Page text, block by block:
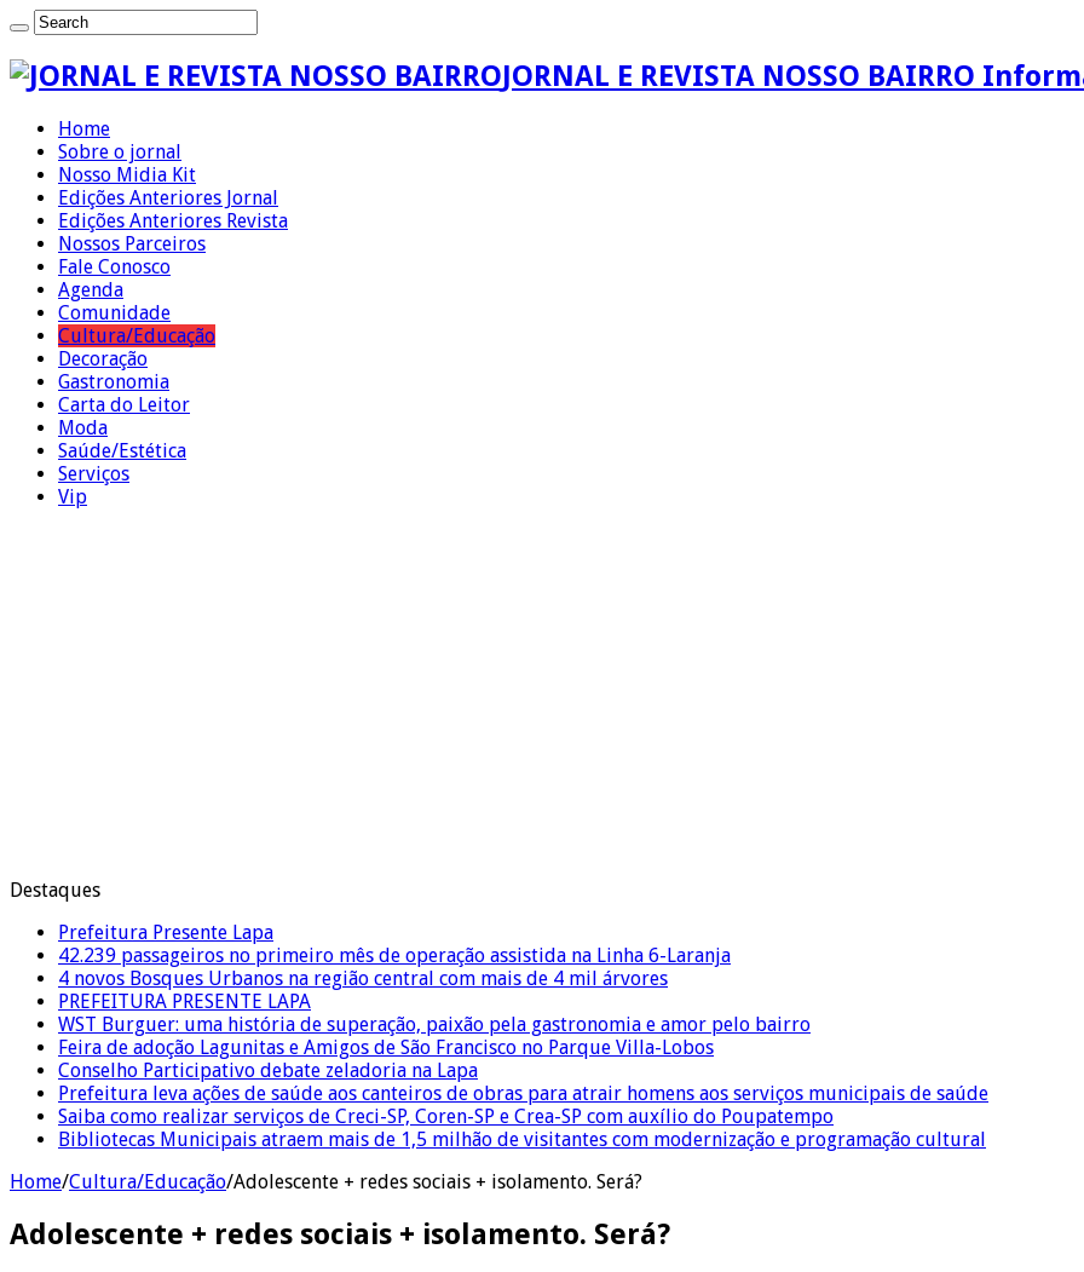
JORNAL E REVISTA NOSSO BAIRRO
Home
Sobre o jornal
Nosso Midia Kit
Edições Anteriores Jornal
Edições Anteriores Revista
Nossos Parceiros
Fale Conosco
Agenda
Comunidade
Cultura/Educação
Decoração
Gastronomia
Carta do Leitor
Moda
Saúde/Estética
Serviços
Vip
Destaques
Prefeitura Presente Lapa
42.239 passageiros no primeiro mês de operação assistida na Linha 6-Laranja
4 novos Bosques Urbanos na região central com mais de 4 mil árvores
PREFEITURA PRESENTE LAPA
WST Burguer: uma história de superação, paixão pela gastronomia e amor pelo bairro
Feira de adoção Lagunitas e Amigos de São Francisco no Parque Villa-Lobos
Conselho Participativo debate zeladoria na Lapa
Prefeitura leva ações de saúde aos canteiros de obras para atrair homens aos serviços municipais de saúde
Saiba como realizar serviços de Creci-SP, Coren-SP e Crea-SP com auxílio do Poupatempo
Bibliotecas Municipais atraem mais de 1,5 milhão de visitantes com modernização e programação cultural
Home/Cultura/Educação/Adolescente + redes sociais + isolamento. Será?
Adolescente + redes sociais + isolamento. Será?